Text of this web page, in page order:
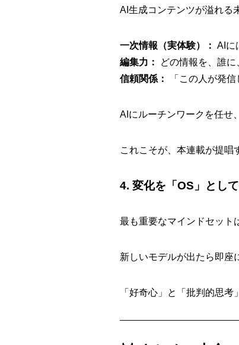
AI生成コンテンツが溢れる
一次情報（実体験）： AIに
編集力：
どの情報を、誰に
信頼関係：
「この人が発
AIにルーチンワークを任せ
これこそが、本連載が提唱
4. 変化を「OS」とし
最も重要なマインドセット
新しいモデルが出たら即座
「好奇心」と「批判的思